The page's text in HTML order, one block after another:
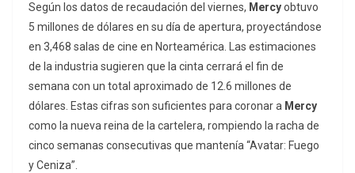
Según los datos de recaudación del viernes, Mercyobtuvo
5 millones de dólares en su día de apertura, proyectándose
en 3,468 salas de cine en Norteamérica. Las estimaciones
de la industria sugieren que la cinta cerrará el fin de
semana con un total aproximado de 12.6 millones de
dólares. Estas cifras son suficientes para coronar a Mercy
como la nueva reina de la cartelera, rompiendo la racha de
cinco semanas consecutivas que mantenía “Avatar: Fuego
y Ceniza”.